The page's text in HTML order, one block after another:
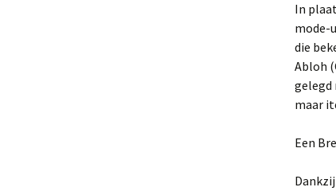
In
mode-
die
Abloh
gelegd
maar
Een